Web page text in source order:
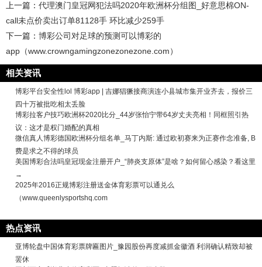
上一篇： 代理澳门皇冠网犯法吗2020年欧洲杯分组图_好意思棉ON-
call未点价卖出订单81128手 环比减少259手
下一篇： 博彩公司对足球的预测可以博彩的
app（www.crowngamingzonezonezone.com）
相关资讯
博彩平台安全性lol 博彩app | 吉娜猖獗接商演连小县城市集开业齐去，报价三
四十万被批吃相太丢脸
博彩拉客户技巧欧洲杯2020比分_44岁张怡宁带64岁丈夫亮相！同框照引热
议：这才是权门婚配的真相
微信真人博彩德国欧洲杯分组名单_马丁内斯: 通过欧初赛来为正赛作念准备, B
费是求之不得的球员
美国博彩合法吗皇冠现金注册开户_“肺炎支原体”是啥？如何留心感染？看这里
→
2025年2016正规博彩注册送金体育彩票可以通兑么
（www.queenlysportshq.com
热点资讯
亚博轮盘中国体育彩票牌匾图片_豫园股份再度减抓金徽酒 利润确认精致却被
罢休